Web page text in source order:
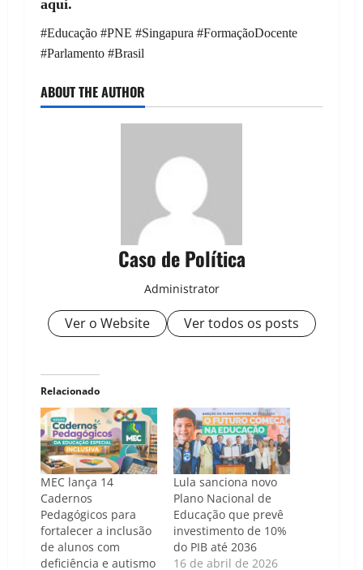
aqui.
#Educação #PNE #Singapura #FormaçãoDocente
#Parlamento #Brasil
ABOUT THE AUTHOR
Caso de Política
Administrator
Ver o Website Ver todos os posts
Relacionado
MEC lança 14
Cadernos
Pedagógicos para
fortalecer a inclusão
de alunos com
deficiência e autismo
Lula sanciona novo
Plano Nacional de
Educação que prevê
investimento de 10%
do PIB até 2036
16 de abril de 2026